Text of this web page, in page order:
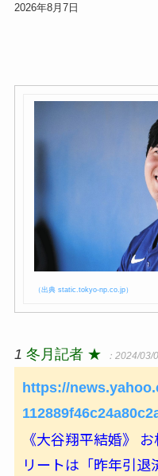
2026年8月7日
（出典 static.tokyo-np.co.jp）
1 冬月記者 ★ ：2024/
https://
《大谷翔平結婚》
リートは「昨年引退